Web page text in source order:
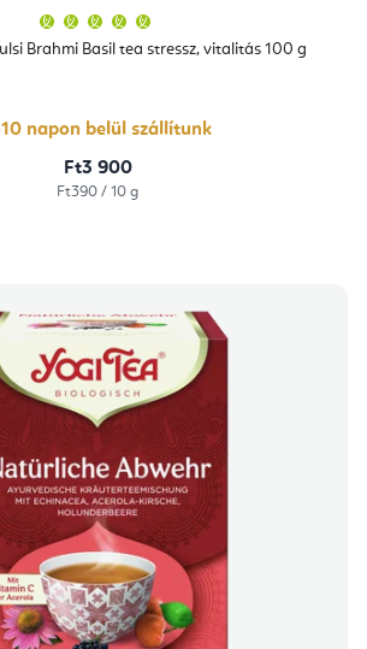
Brahmi Basil tea stressz, vitalitás 100 g
átlagos
értékelése
csillag.
napon belül szállítunk
Ft3 900
Egységár:
Ft390 / 10 g